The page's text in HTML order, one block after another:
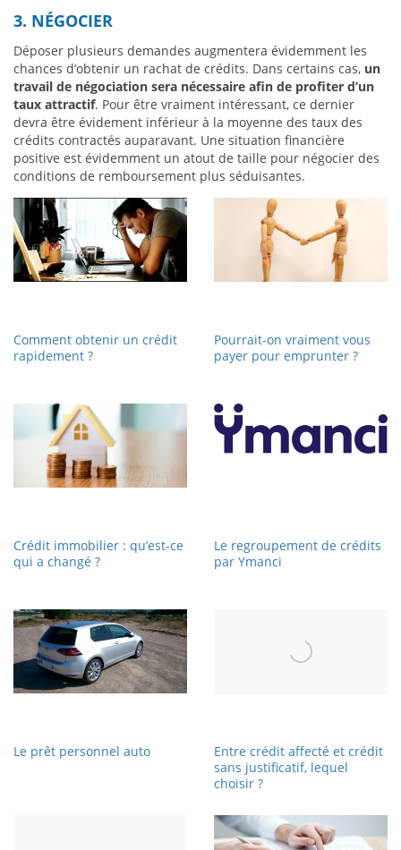
3. NÉGOCIER
Déposer plusieurs demandes augmentera évidemment les
chances d’obtenir un rachat de crédits. Dans certains cas, un
travail de négociation sera nécessaire afin de profiter d’un
taux attractif. Pour être vraiment intéressant, ce dernier
devra être évidement inférieur à la moyenne des taux des
crédits contractés auparavant. Une situation financière
positive est évidemment un atout de taille pour négocier des
conditions de remboursement plus séduisantes.
Comment obtenir un crédit
rapidement ?
Pourrait-on vraiment vous
payer pour emprunter ?
Crédit immobilier : qu’est-ce
qui a changé ?
Le regroupement de crédits
par Ymanci
Le prêt personnel auto
Entre crédit affecté et crédit
sans justificatif, lequel
choisir ?